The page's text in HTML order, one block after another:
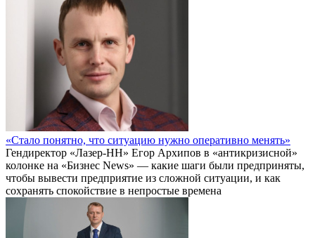
«Стало понятно, что ситуацию нужно оперативно менять»
Гендиректор «Лазер-НН» Егор Архипов в «антикризисной»
колонке на «Бизнес News» — какие шаги были предприняты,
чтобы вывести предприятие из сложной ситуации, и как
сохранять спокойствие в непростые времена